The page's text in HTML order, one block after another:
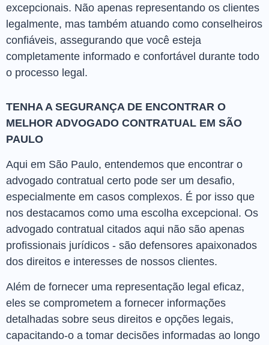
excepcionais. Não apenas representando os clientes
legalmente, mas também atuando como conselheiros
confiáveis, assegurando que você esteja
completamente informado e confortável durante todo
o processo legal.
TENHA A SEGURANÇA DE ENCONTRAR O
MELHOR ADVOGADO CONTRATUAL EM SÃO
PAULO
Aqui em São Paulo, entendemos que encontrar o
advogado contratual certo pode ser um desafio,
especialmente em casos complexos. É por isso que
nos destacamos como uma escolha excepcional. Os
advogado contratual citados aqui não são apenas
profissionais jurídicos - são defensores apaixonados
dos direitos e interesses de nossos clientes.
Além de fornecer uma representação legal eficaz,
eles se comprometem a fornecer informações
detalhadas sobre seus direitos e opções legais,
capacitando-o a tomar decisões informadas ao longo